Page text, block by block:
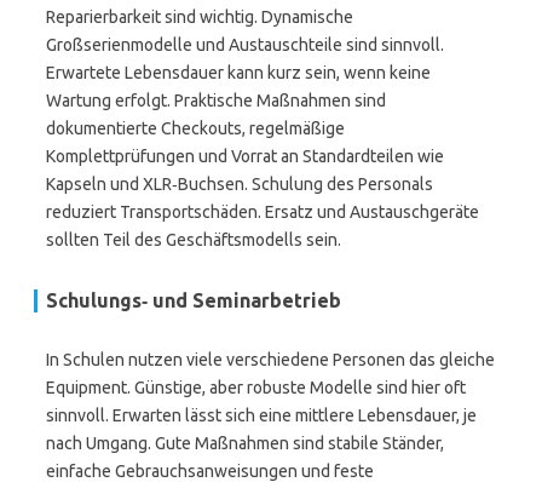
Reparierbarkeit sind wichtig. Dynamische
Großserienmodelle und Austauschteile sind sinnvoll.
Erwartete Lebensdauer kann kurz sein, wenn keine
Wartung erfolgt. Praktische Maßnahmen sind
dokumentierte Checkouts, regelmäßige
Komplettprüfungen und Vorrat an Standardteilen wie
Kapseln und XLR‑Buchsen. Schulung des Personals
reduziert Transportschäden. Ersatz und Austauschgeräte
sollten Teil des Geschäftsmodells sein.
Schulungs‑ und Seminarbetrieb
In Schulen nutzen viele verschiedene Personen das gleiche
Equipment. Günstige, aber robuste Modelle sind hier oft
sinnvoll. Erwarten lässt sich eine mittlere Lebensdauer, je
nach Umgang. Gute Maßnahmen sind stabile Ständer,
einfache Gebrauchsanweisungen und feste